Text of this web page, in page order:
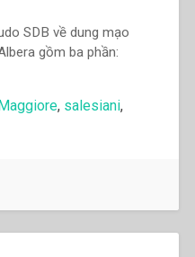
SDB về dung mạo
gồm ba phần:
, salesiani,